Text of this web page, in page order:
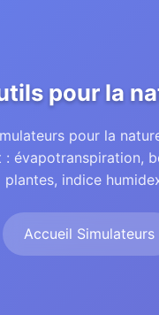
pour la
pour la
: évapotranspiration,
plantes, indice
Accueil Simulateurs